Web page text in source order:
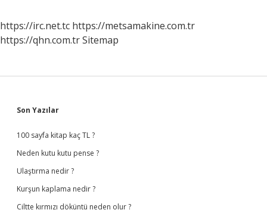
https://irc.net.tc https://metsamakine.com.tr
https://qhn.com.trSitemap
Sidebar
Son Yazılar
100 sayfa kitap kaç TL ?
Neden kutu kutu pense ?
Ulaştırma nedir ?
Kurşun kaplama nedir ?
Ciltte kırmızı döküntü neden olur ?